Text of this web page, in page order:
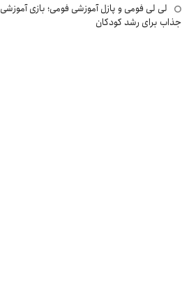
لی لی فومی و پازل آموزشی فومی؛ بازی آموزشی
جذاب برای رشد کودکان